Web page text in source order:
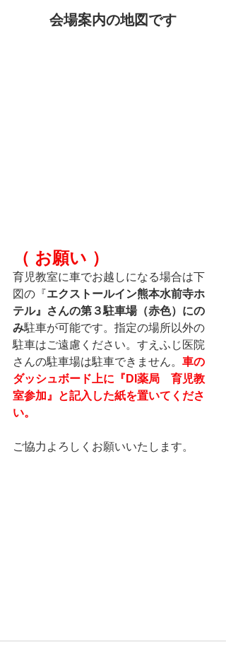
会場案内の地図です
（ お願い ）
育児教室に車でお越しになる場合は下
図の『エクストールイン熊本水前寺ホ
テル』さんの第３駐車場（赤色）にの
み駐車が可能です。指定の場所以外の
駐車はご遠慮ください。すえふじ医院
さんの駐車場は駐車できません。 車の
ダッシュボード上に『DI薬局　育児教
室参加』と記入した紙を置いてくださ
い。
ご協力よろしくお願いいたします。